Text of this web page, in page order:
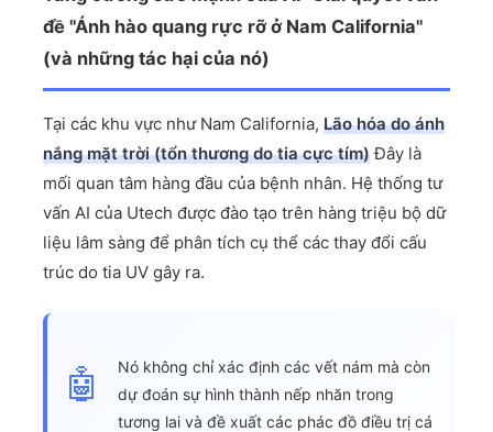
đề "Ánh hào quang rực rỡ ở Nam California"
(và những tác hại của nó)
Tại các khu vực như Nam California, Lão hóa do ánh
nắng mặt trời (tổn thương do tia cực tím)Đây là
mối quan tâm hàng đầu của bệnh nhân. Hệ thống tư
vấn AI của Utech được đào tạo trên hàng triệu bộ dữ
liệu lâm sàng để phân tích cụ thể các thay đổi cấu
trúc do tia UV gây ra.
🤖
Nó không chỉ xác định các vết nám mà còn
dự đoán sự hình thành nếp nhăn trong
tương lai và đề xuất các phác đồ điều trị cá